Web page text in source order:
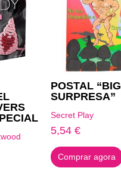
POSTAL “BIG
SURPRESA”
Secret Play
5,54€
Comprar agora